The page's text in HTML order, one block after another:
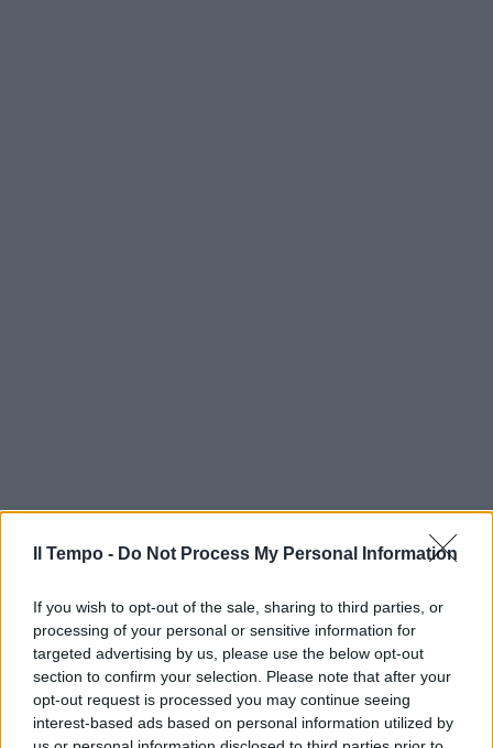
Il Tempo - Do Not Process My Personal Information
If you wish to opt-out of the sale, sharing to third parties, or
processing of your personal or sensitive information for
targeted advertising by us, please use the below opt-out
section to confirm your selection. Please note that after your
opt-out request is processed you may continue seeing
interest-based ads based on personal information utilized by